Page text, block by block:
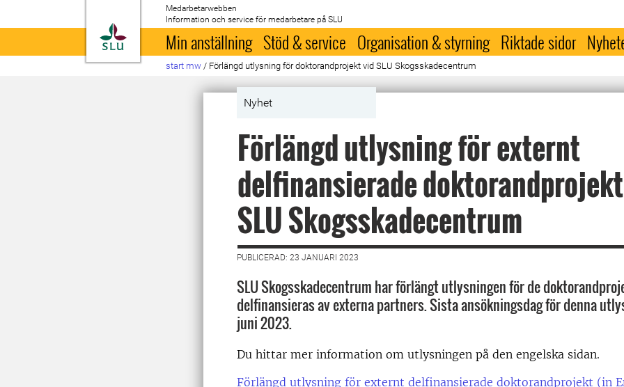
Till startsida
Medarbetarwebben
Information och service för medarbetare på SLU
Min anställning Stöd & service Organisation & styrning Riktade sidor
start mw / Förlängd utlysning för doktorandprojekt vid SLU Skogsskadecentrum
Nyhet
Förlängd utlysning för externt
delfinansierade
SLU Skogsskadecentrum
PUBLICERAD: 23 JANUARI 2023
SLU Skogsskadecentrum har förlängt utlysningen för de
delfinansieras av externa partners. Sista ansökningsdag för denna
juni 2023.
Du hittar mer information om utlysningen på den engelska sidan.
Förlängd utlysning för externt delfinansierade doktorandprojekt (in